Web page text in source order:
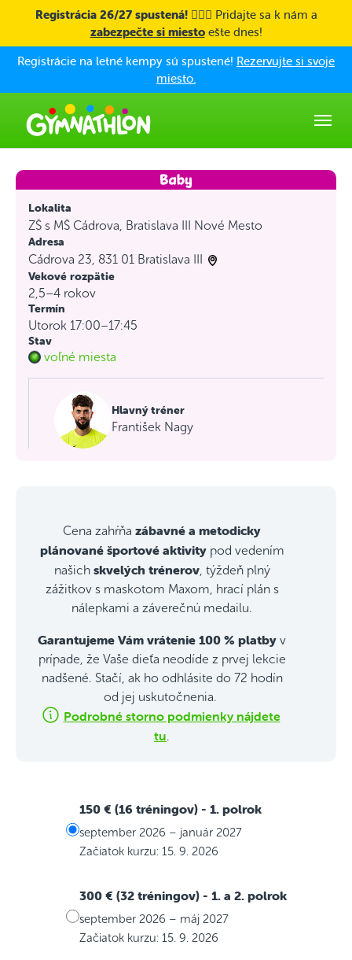
Skip to main content
Registrácia 26/27 spustená! 🤸🏼‍♀️ Pridajte sa k nám a
zabezpečte si miestoešte dnes!
Registrácie na letné kempy sú spustené! Rezervujte si svoje
miesto.
Lokalita
ZŠ s MŠ Cádrova, Bratislava III Nové Mesto
Adresa
Cádrova 23, 831 01 Bratislava III
Vekové rozpätie
2,5–4 rokov
Termín
Utorok 17:00–17:45
Stav
voľné miesta
Hlavný tréner
František Nagy
Cena zahŕňa zábavné a metodicky
plánované športové aktivitypod vedením
našich skvelých trénerov, týždeň plný
zážitkov s maskotom Maxom, hrací plán s
nálepkami a záverečnú medailu.
Garantujeme Vám vrátenie 100 % platby v
prípade, že Vaše dieťa neodíde z prvej lekcie
nadšené. Stačí, ak ho odhlásite do 72 hodín
od jej uskutočnenia.
Podrobné storno podmienky nájdete
tu.
150 € (16 tréningov) - 1. polrok
september 2026 – január 2027
Začiatok kurzu: 15. 9. 2026
300 € (32 tréningov) - 1. a 2. polrok
september 2026 – máj 2027
Začiatok kurzu: 15. 9. 2026